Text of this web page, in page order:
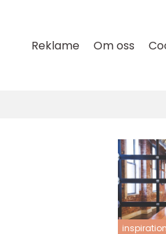
Reklame Om oss
inspiration